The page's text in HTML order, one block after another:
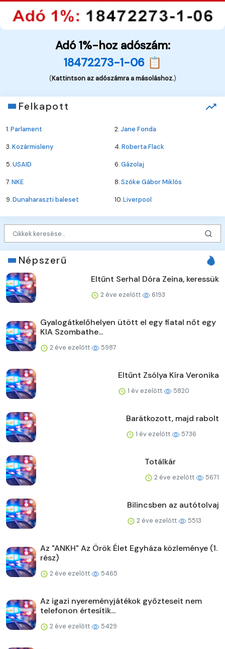
Adó 1%-hoz adószám:
18472273-1-06 📋
(Kattintson az adószámra a másoláshoz.)
Felkapott
1.Parlament 2.Jane Fonda
3.Kozármisleny 4.Roberta Flack
5.USAID 6.Gázolaj
7.NKE 8.Szőke Gábor Miklós
9.Dunaharaszti baleset 10.Liverpool
Népszerű
Eltűnt Serhal Dóra Zeina, keressük
2 éve ezelőtt 6193
Gyalogátkelőhelyen ütött el egy fiatal nőt egy
KIA Szombathe...
2 éve ezelőtt 5987
Eltűnt Zsólya Kíra Veronika
1 év ezelőtt 5820
Barátkozott, majd rabolt
1 év ezelőtt 5736
Totálkár
2 éve ezelőtt 5671
Bilincsben az autótolvaj
2 éve ezelőtt 5513
Az "ANKH" Az Örök Élet Egyháza közleménye (1.
rész)
2 éve ezelőtt 5465
Az igazi nyereményjátékok győzteseit nem
telefonon értesítik...
2 éve ezelőtt 5429